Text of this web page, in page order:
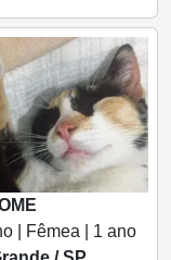
| Fêmea | 1 ano